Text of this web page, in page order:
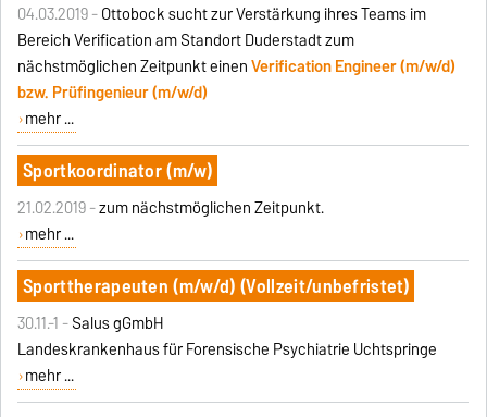
04.03.2019 -Ottobock sucht zur Verstärkung ihres Teams im
Bereich Verification am Standort Duderstadt zum
nächstmöglichen Zeitpunkt einenVerification Engineer (m/w/d)
bzw. Prüfingenieur (m/w/d)
mehr ...
Sportkoordinator (m/w)
21.02.2019 -zum nächstmöglichen Zeitpunkt.
mehr ...
Sporttherapeuten (m/w/d) (Vollzeit/unbefristet)
30.11.-1 -Salus gGmbH
Landeskrankenhaus für Forensische Psychiatrie Uchtspringe
mehr ...